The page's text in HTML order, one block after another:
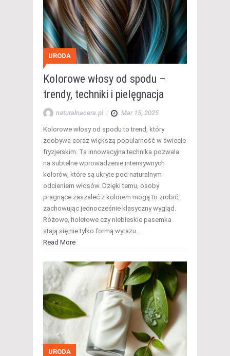
URODA
Kolorowe włosy od spodu –
trendy, techniki i pielęgnacja
naturalnacera.pl | Mar 15, 2025
Kolorowe włosy od spodu to trend, który
zdobywa coraz większą popularność w świecie
fryzjerskim. Ta innowacyjna technika pozwala
na subtelne wprowadzenie intensywnych
kolorów, które są ukryte pod naturalnym
odcieniem włosów. Dzięki temu, osoby
pragnące zaszaleć z kolorem mogą to zrobić,
zachowując jednocześnie klasyczny wygląd.
Różowe, fioletowe czy niebieskie pasemka
stają się nie tylko formą wyrazu…
Read More
URODA